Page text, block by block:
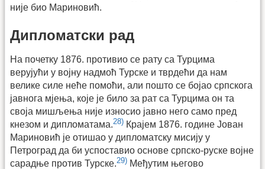
није био Мариновић.
Дипломатски рад
На почетку 1876. противио се рату са Турцима
верујући у војну надмоћ Турске и тврдећи да нам
велике силе неће помоћи, али пошто се бојао српскога
јавнога мјења, које је било за рат са Турцима он та
своја мишљења није износио јавно него само пред
кнезом и дипломатама.28) Крајем 1876. године Јован
Мариновић је отишао у дипломатску мисију у
Петроград да би успоставио основе српско-руске војне
сарадње против Турске.29) Међутим његово